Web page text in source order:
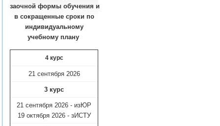
заочной формы обучения и
в сокращенные сроки по
индивидуальному
учебному плану​
4 курс
21 сентября 2026
3 курс
21 сентября 2026 - изЮР
19 октября 2026 - зИСТУ